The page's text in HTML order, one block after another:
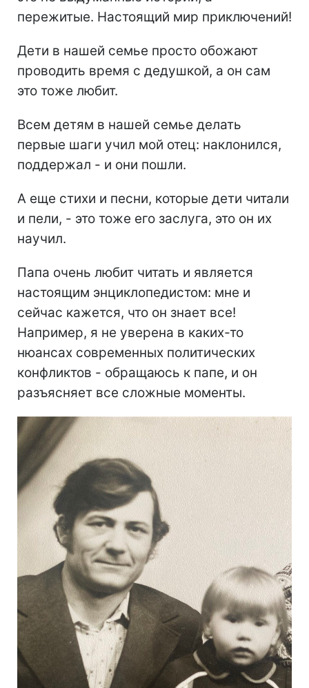
пережитые. Настоящий мир приключений!
Дети в нашей семье просто обожают
проводить время с дедушкой, а он сам
это тоже любит.
Всем детям в нашей семье делать
первые шаги учил мой отец: наклонился,
поддержал - и они пошли.
А еще стихи и песни, которые дети читали
и пели, - это тоже его заслуга, это он их
научил.
Папа очень любит читать и является
настоящим энциклопедистом: мне и
сейчас кажется, что он знает все!
Например, я не уверена в каких-то
нюансах современных политических
конфликтов - обращаюсь к папе, и он
разъясняет все сложные моменты.